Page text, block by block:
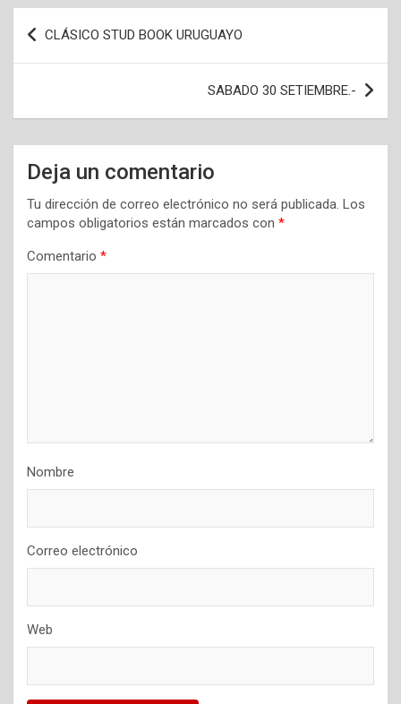
Navegación
de
CLÁSICO STUD BOOK URUGUAYO
SABADO 30 SETIEMBRE.-
Deja un comentario
Tu dirección de correo electrónico no será publicada. Los
campos obligatorios están marcados con *
Comentario *
Nombre
Correo electrónico
Web